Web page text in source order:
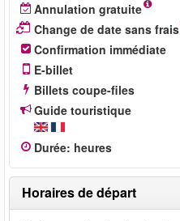
Annulation gratuite
Change de date sans frais
Confirmation immédiate
E-billet
Billets coupe-files
Guide touristique
Durée: heures
Horaires de départ